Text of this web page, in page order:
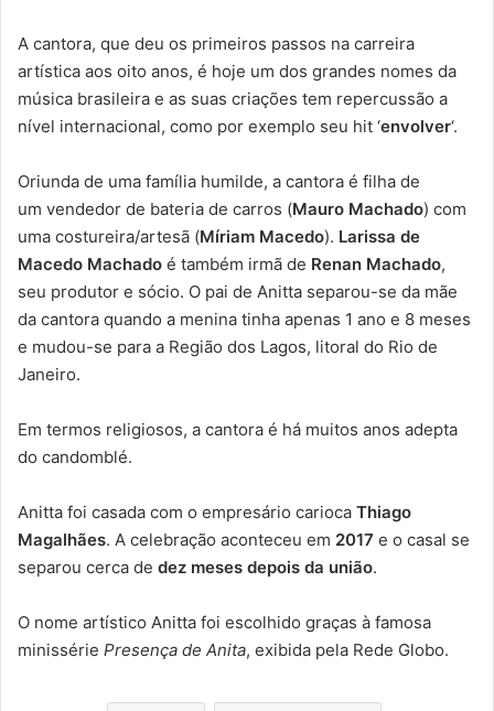
A cantora, que deu os primeiros passos na carreira
artística aos oito anos, é hoje um dos grandes nomes da
música brasileira e as suas criações tem repercussão a
nível internacional, como por exemplo seu hit ‘envolver‘.
Oriunda de uma família humilde, a cantora é filha de
um vendedor de bateria de carros (Mauro Machado) com
uma costureira/artesã (Míriam Macedo). Larissa de
Macedo Machado é também irmã de Renan Machado,
seu produtor e sócio. O pai de Anitta separou-se da mãe
da cantora quando a menina tinha apenas 1 ano e 8 meses
e mudou-se para a Região dos Lagos, litoral do Rio de
Janeiro.
Em termos religiosos, a cantora é há muitos anos adepta
do candomblé.
Anitta foi casada com o empresário carioca Thiago
Magalhães. A celebração aconteceu em 2017 e o casal se
separou cerca de dez meses depois da união.
O nome artístico Anitta foi escolhido graças à famosa
minissérie Presença de Anita, exibida pela Rede Globo.